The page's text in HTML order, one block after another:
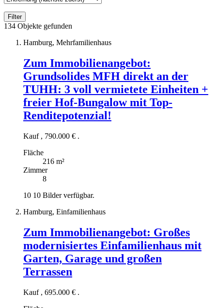
Filter
134 Objekte gefunden
Hamburg, Mehrfamilienhaus
Zum Immobilienangebot:
Grundsolides MFH direkt an der
TUHH: 3 voll vermietete Einheiten +
freier Hof-Bungalow mit Top-
Renditepotenzial!
Kauf , 790.000 € .
Fläche
216 m²
Zimmer
8
10 10 Bilder verfügbar.
Hamburg, Einfamilienhaus
Zum Immobilienangebot: Großes
modernisiertes Einfamilienhaus mit
Garten, Garage und großen
Terrassen
Kauf , 695.000 € .